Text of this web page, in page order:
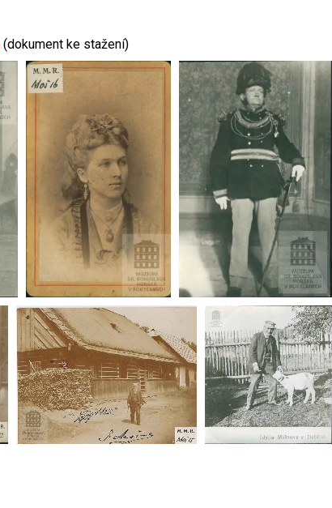
(dokument ke stažení)